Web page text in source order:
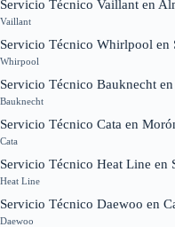
Servicio Técnico Vaillant en
Vaillant
Servicio Técnico Whirlpool en
Whirpool
Servicio Técnico Bauknecht
Bauknecht
Servicio Técnico Cata en
Cata
Servicio Técnico Heat Line en
Heat Line
Servicio Técnico Daewoo en
Daewoo